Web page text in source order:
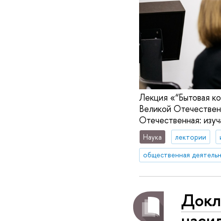
Лекция «“Бытовая
Великой
Отечественная:
Наука лектории
общественная